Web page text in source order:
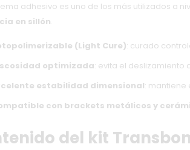
adhesivo es uno de los más utilizados a
en sillón.
(Light Cure): curado
optimizada: evita el deslizamiento
estabilidad dimensional: mantiene
con brackets metálicos y
del kit